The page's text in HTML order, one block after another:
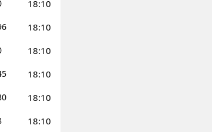
18:10
18:10
18:10
18:10
18:10
18:10